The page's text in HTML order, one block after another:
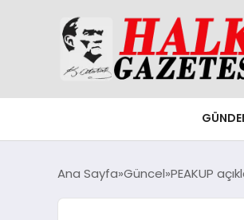
Ana Sayfa Güncel PEAKUP